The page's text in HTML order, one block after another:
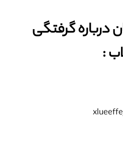
درباره گرفتگی
:‌